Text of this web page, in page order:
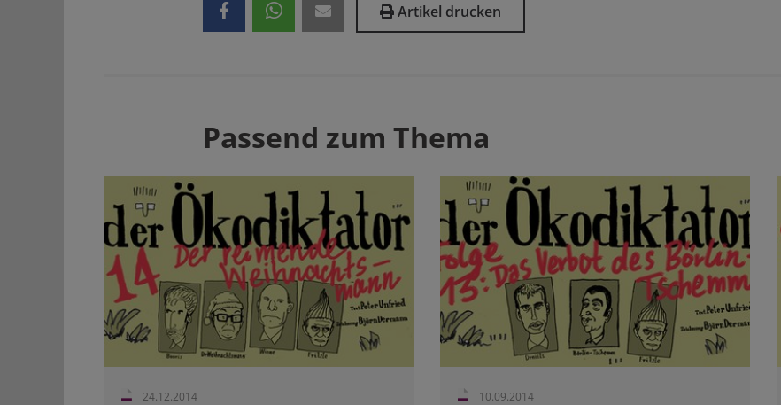
Artikel drucken
Passend zum Thema
24.12.2014 10.09.2014